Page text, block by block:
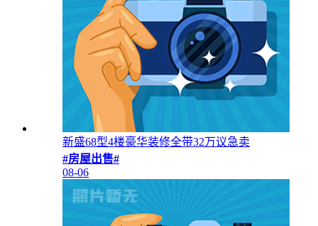
新盛68型4楼豪华装修全带32万议急卖
#房屋出售#
08-06